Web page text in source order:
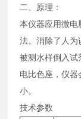
二、原理：
本仪器应用微电
法。消除了人为
被测水样倒入试
电比色座，仪器
小。
技术参数